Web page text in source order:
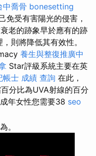
中喬骨 bonesetting
免受有害陽光的侵害，
老的跡象早於應有的跡
則將降低其有效性。
養生與整復推廣中
Star評級系統主要在英
帳士 成績 查詢 在此，
分比為UVA射線的百分
年女性您需要38 seo
。